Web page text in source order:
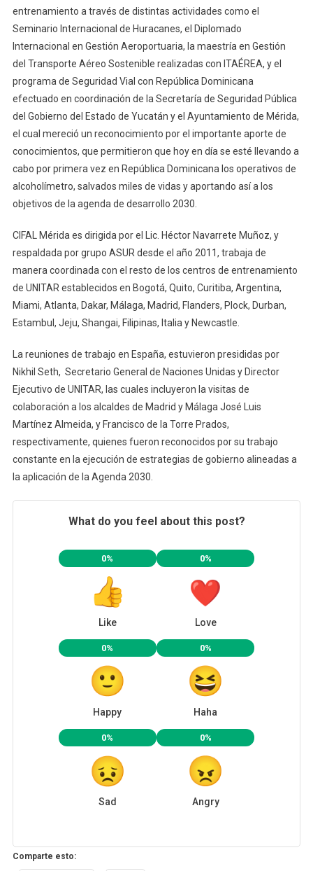
entrenamiento a través de distintas actividades como el
Seminario Internacional de Huracanes, el Diplomado
Internacional en Gestión Aeroportuaria, la maestría en Gestión
del Transporte Aéreo Sostenible realizadas con ITAÉREA, y el
programa de Seguridad Vial con República Dominicana
efectuado en coordinación de la Secretaría de Seguridad Pública
del Gobierno del Estado de Yucatán y el Ayuntamiento de Mérida,
el cual mereció un reconocimiento por el importante aporte de
conocimientos, que permitieron que hoy en día se esté llevando a
cabo por primera vez en República Dominicana los operativos de
alcoholímetro, salvados miles de vidas y aportando así a los
objetivos de la agenda de desarrollo 2030.
CIFAL Mérida es dirigida por el Lic. Héctor Navarrete Muñoz, y
respaldada por grupo ASUR desde el año 2011, trabaja de
manera coordinada con el resto de los centros de entrenamiento
de UNITAR establecidos en Bogotá, Quito, Curitiba, Argentina,
Miami, Atlanta, Dakar, Málaga, Madrid, Flanders, Plock, Durban,
Estambul, Jeju, Shangai, Filipinas, Italia y Newcastle.
La reuniones de trabajo en España, estuvieron presididas por
Nikhil Seth, Secretario General de Naciones Unidas y Director
Ejecutivo de UNITAR, las cuales incluyeron la visitas de
colaboración a los alcaldes de Madrid y Málaga José Luis
Martínez Almeida, y Francisco de la Torre Prados,
respectivamente, quienes fueron reconocidos por su trabajo
constante en la ejecución de estrategias de gobierno alineadas a
la aplicación de la Agenda 2030.
What do you feel about this post?
0%
Like
0%
Love
0%
Happy
0%
Haha
0%
Sad
0%
Angry
Comparte esto: